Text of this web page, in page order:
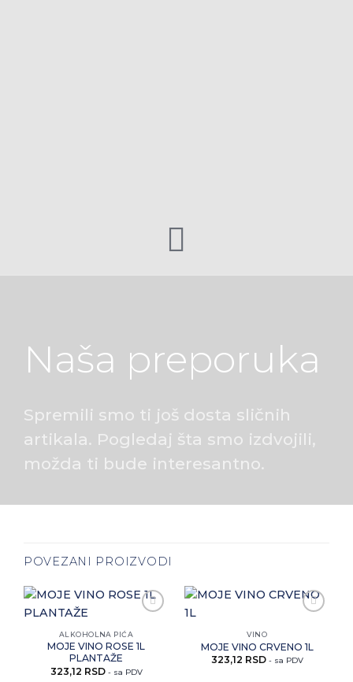
Naša preporuka
Spremili smo ti još dosta sličnih
artikala. Pogledaj šta smo izdvojili,
možda ti bude interesantno.
POVEZANI PROIZVODI
artikal
ALKOHOLNA PIĆA
MOJE VINO ROSE 1L
PLANTAŽE
323,12 RSD - sa PDV
artikal
VINO
MOJE VINO CRVENO 1L
323,12 RSD - sa PDV